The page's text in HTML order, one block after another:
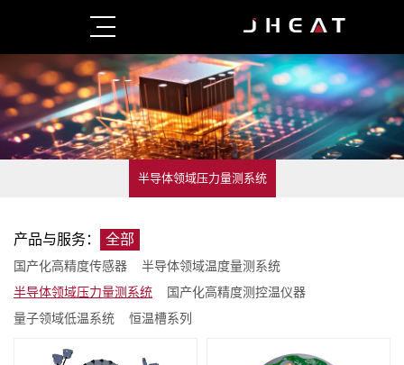
半导体领域压力量测系统
产品与服务： 全部
国产化高精度传感器
半导体领域温度量测系统
半导体领域压力量测系统
国产化高精度测控温仪器
量子领域低温系统
恒温槽系列